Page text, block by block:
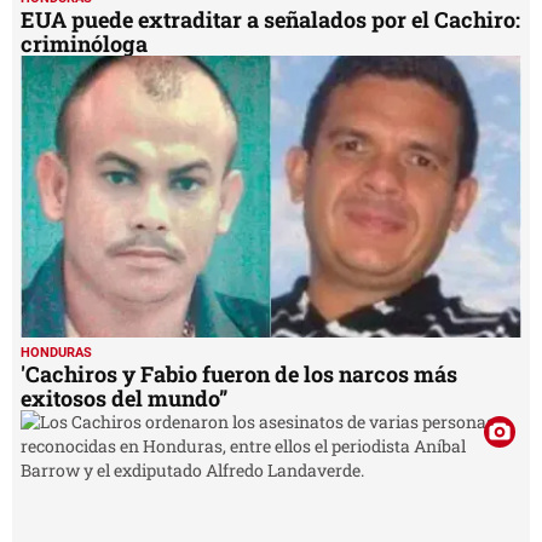
EUA puede extraditar a señalados por el Cachiro:
criminóloga
HONDURAS
'Cachiros y Fabio fueron de los narcos más
exitosos del mundo”